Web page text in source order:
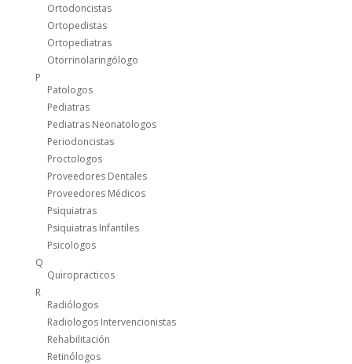
Ortodoncistas
Ortopedistas
Ortopediatras
Otorrinolaringólogo
P
Patologos
Pediatras
Pediatras Neonatologos
Periodoncistas
Proctologos
Proveedores Dentales
Proveedores Médicos
Psiquiatras
Psiquiatras Infantiles
Psicologos
Q
Quiropracticos
R
Radiólogos
Radiologos Intervencionistas
Rehabilitación
Retinólogos